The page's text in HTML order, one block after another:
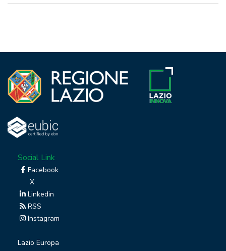
Social Link
Facebook
X
Linkedin
RSS
Instagram
Lazio Europa